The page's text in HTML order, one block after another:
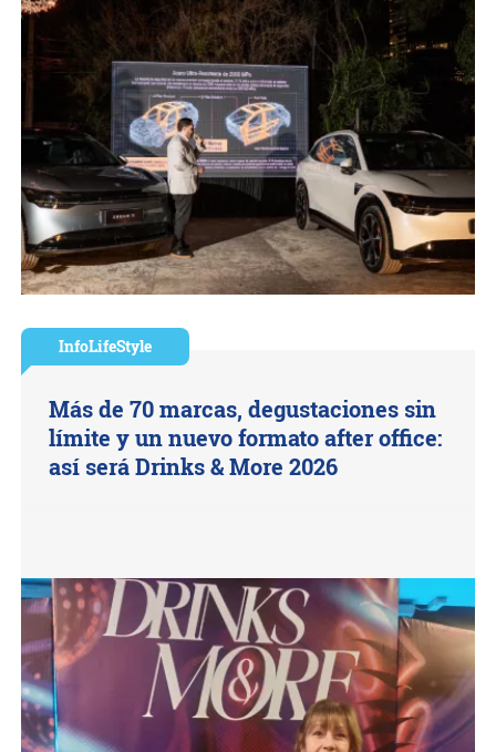
InfoLifeStyle
Más de 70 marcas, degustaciones sin
límite y un nuevo formato after office:
así será Drinks & More 2026